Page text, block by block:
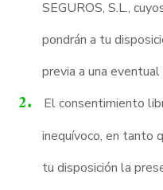
SEGUROS, S.L.,
pondrán a tu
previa a una
El consentimiento
inequívoco, en tanto
tu disposición la